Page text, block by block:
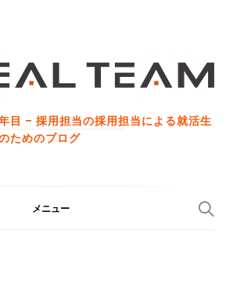
目 – 採用担当の採用担当による就活生
ためのブログ
メニュー